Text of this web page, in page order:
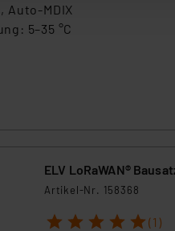
führen, dass die
die USA besteht kein
Kooperation mit diesen
sowie einer
verbundenen Risiken.“
Auto-MDIX
5–35 °C
ELV LoRaWAN®
Artikel-Nr. 158368
1 2 3 4 5 (1)